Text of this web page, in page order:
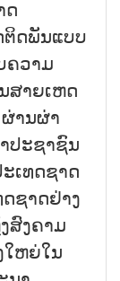
ດ
ດພັນແບບ
ຄວາມ
ສາຍເຫດ
ານຜ່າ
ປະຊາຊົນ
ເທດຊາດ
ຊາດຢ່າງ
ສົງຄາມ
ໃຫຍ່ໃນ